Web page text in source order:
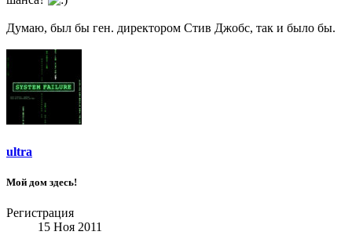
Думаю, был бы ген. директором Стив Джобс, так и было бы.
ultra
Мой дом здесь!
Регистрация
15 Ноя 2011